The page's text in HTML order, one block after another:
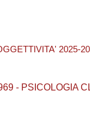
2025-
- PSICOLOGIA